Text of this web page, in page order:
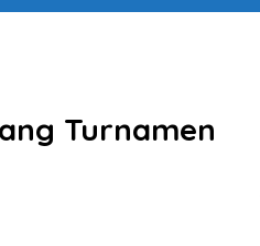
Turnamen